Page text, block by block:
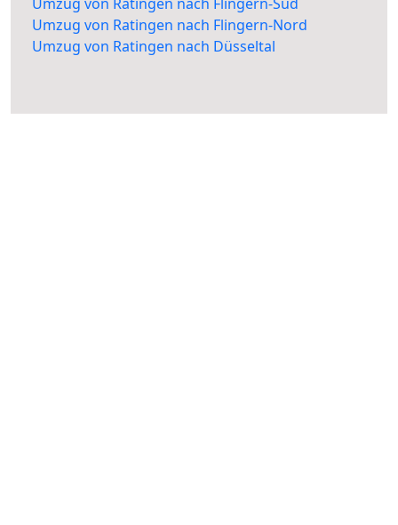
Umzug von Ratingen nach Flingern-Nord
Umzug von Ratingen nach Düsseltal